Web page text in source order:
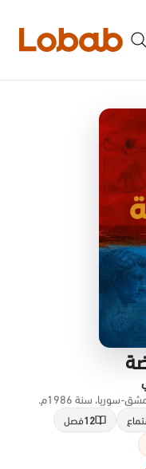
أمم!
سنة 1986م.
12فصل